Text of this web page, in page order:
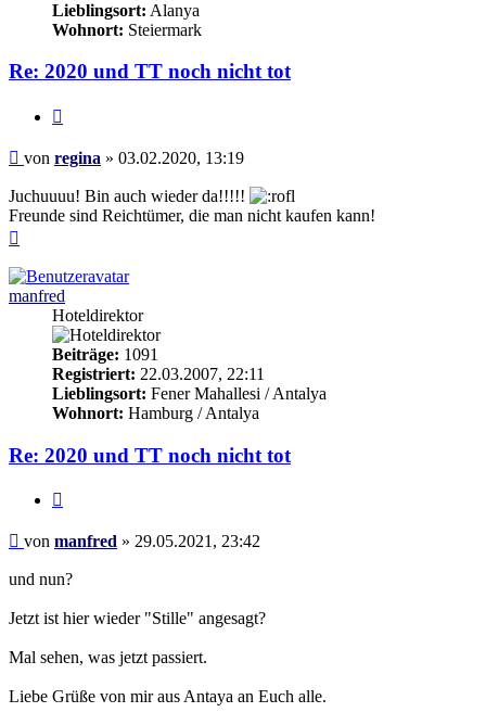
Lieblingsort: Alanya
Wohnort: Steiermark
Re: 2020 und TT noch nicht tot
Beitrag
von regina » 03.02.2020, 13:19
Juchuuuu! Bin auch wieder da!!!!!
Freunde sind Reichtümer, die man nicht kaufen kann!
manfred
Hoteldirektor
Beiträge: 1091
Registriert: 22.03.2007, 22:11
Lieblingsort: Fener Mahallesi / Antalya
Wohnort: Hamburg / Antalya
Re: 2020 und TT noch nicht tot
Beitrag
von manfred » 29.05.2021, 23:42
und nun?
Jetzt ist hier wieder "Stille" angesagt?
Mal sehen, was jetzt passiert.
Liebe Grüße von mir aus Antaya an Euch alle.